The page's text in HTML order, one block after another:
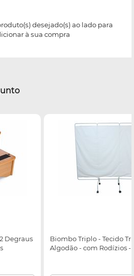
desejado(s) ao lado para
à sua compra
Degraus
Biombo Triplo - Tecido
Algodão - com Rodízios -